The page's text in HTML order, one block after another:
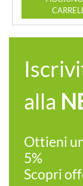
alla
Ottieni
5%
Scopri